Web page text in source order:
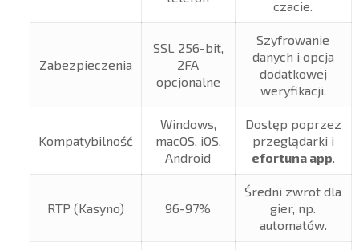
czacie.
Zabezpieczenia
SSL 256-bit,
2FA
opcjonalne
Szyfrowanie
danych i opcja
dodatkowej
weryfikacji.
Kompatybilność
Windows,
macOS, iOS,
Android
Dostęp poprzez
przeglądarki i
efortuna app.
RTP (Kasyno) 96-97%
Średni zwrot dla
gier, np.
automatów.